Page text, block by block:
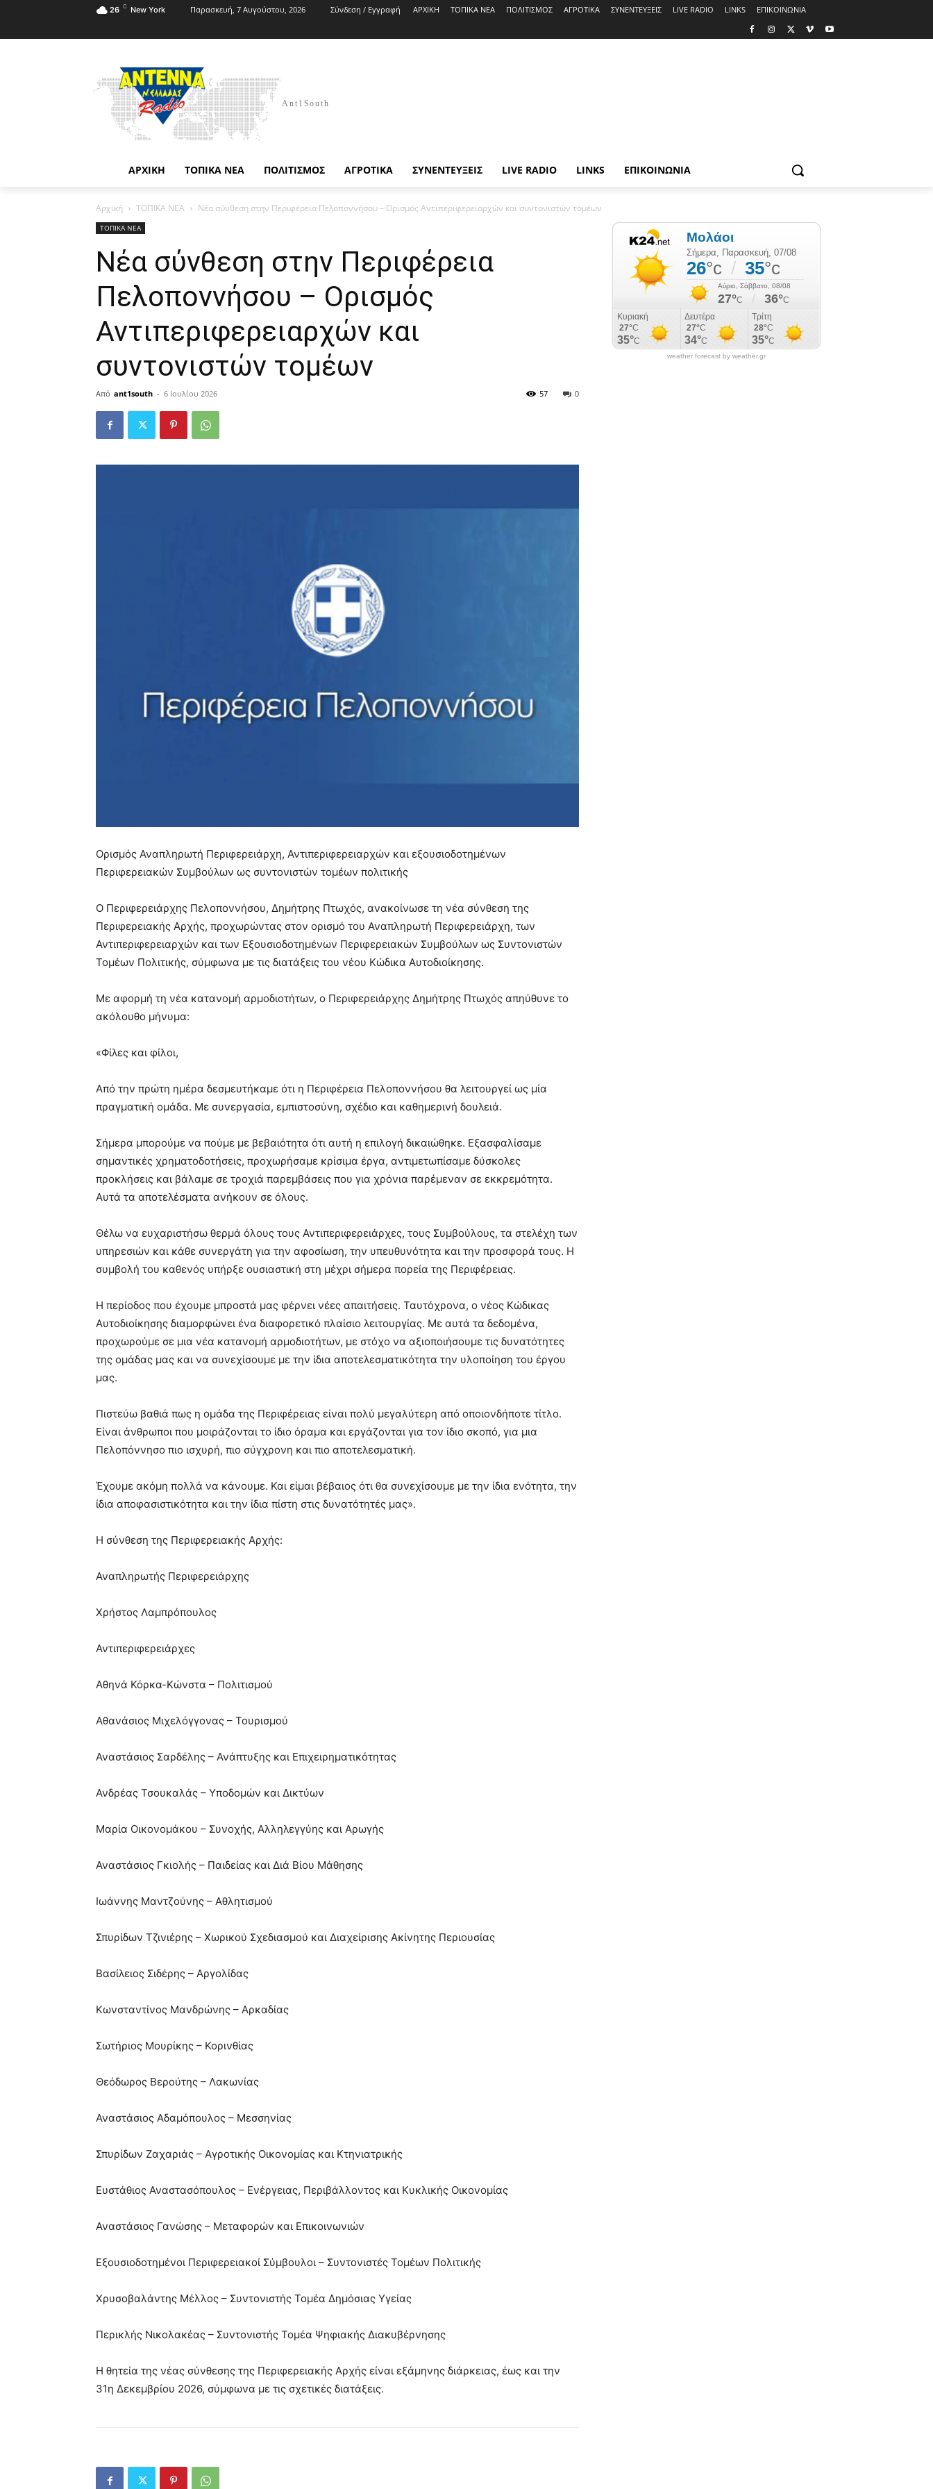
26 C New York Παρασκευή, 7 Αυγούστου, 2026 Σύνδεση / Εγγραφή ΑΡΧΙΚΗ ΤΟΠΙΚΑ ΝΕΑ ΠΟΛΙΤΙΣΜΟΣ ΑΓΡΟΤΙΚΑ ΣΥΝΕΝΤΕΥΞΕΙΣ LIVE RADIO LINKS ΕΠΙΚΟΙΝΩΝΙΑ
Ant1South
ΑΡΧΙΚΗ ΤΟΠΙΚΑ ΝΕΑ ΠΟΛΙΤΙΣΜΟΣ ΑΓΡΟΤΙΚΑ ΣΥΝΕΝΤΕΥΞΕΙΣ LIVE RADIO LINKS ΕΠΙΚΟΙΝΩΝΙΑ
Αρχική ΤΟΠΙΚΑ ΝΕΑ Νέα σύνθεση στην Περιφέρεια Πελοποννήσου – Ορισμός Αντιπεριφερειαρχών και συντονιστών τομέων
ΤΟΠΙΚΑ ΝΕΑ
Νέα σύνθεση στην Περιφέρεια
Πελοποννήσου – Ορισμός
Αντιπεριφερειαρχών και
συντονιστών τομέων
Από ant1south - 6 Ιουλίου 2026 0
57
Ορισμός Αναπληρωτή Περιφερειάρχη, Αντιπεριφερειαρχών και εξουσιοδοτημένων
Περιφερειακών Συμβούλων ως συντονιστών τομέων πολιτικής
Ο Περιφερειάρχης Πελοποννήσου, Δημήτρης Πτωχός, ανακοίνωσε τη νέα σύνθεση της
Περιφερειακής Αρχής, προχωρώντας στον ορισμό του Αναπληρωτή Περιφερειάρχη, των
Αντιπεριφερειαρχών και των Εξουσιοδοτημένων Περιφερειακών Συμβούλων ως Συντονιστών
Τομέων Πολιτικής, σύμφωνα με τις διατάξεις του νέου Κώδικα Αυτοδιοίκησης.
Με αφορμή τη νέα κατανομή αρμοδιοτήτων, ο Περιφερειάρχης Δημήτρης Πτωχός απηύθυνε το
ακόλουθο μήνυμα:
«Φίλες και φίλοι,
Από την πρώτη ημέρα δεσμευτήκαμε ότι η Περιφέρεια Πελοποννήσου θα λειτουργεί ως μία
πραγματική ομάδα. Με συνεργασία, εμπιστοσύνη, σχέδιο και καθημερινή δουλειά.
Σήμερα μπορούμε να πούμε με βεβαιότητα ότι αυτή η επιλογή δικαιώθηκε. Εξασφαλίσαμε
σημαντικές χρηματοδοτήσεις, προχωρήσαμε κρίσιμα έργα, αντιμετωπίσαμε δύσκολες
προκλήσεις και βάλαμε σε τροχιά παρεμβάσεις που για χρόνια παρέμεναν σε εκκρεμότητα.
Αυτά τα αποτελέσματα ανήκουν σε όλους.
Θέλω να ευχαριστήσω θερμά όλους τους Αντιπεριφερειάρχες, τους Συμβούλους, τα στελέχη των
υπηρεσιών και κάθε συνεργάτη για την αφοσίωση, την υπευθυνότητα και την προσφορά τους. Η
συμβολή του καθενός υπήρξε ουσιαστική στη μέχρι σήμερα πορεία της Περιφέρειας.
Η περίοδος που έχουμε μπροστά μας φέρνει νέες απαιτήσεις. Ταυτόχρονα, ο νέος Κώδικας
Αυτοδιοίκησης διαμορφώνει ένα διαφορετικό πλαίσιο λειτουργίας. Με αυτά τα δεδομένα,
προχωρούμε σε μια νέα κατανομή αρμοδιοτήτων, με στόχο να αξιοποιήσουμε τις δυνατότητες
της ομάδας μας και να συνεχίσουμε με την ίδια αποτελεσματικότητα την υλοποίηση του έργου
μας.
Πιστεύω βαθιά πως η ομάδα της Περιφέρειας είναι πολύ μεγαλύτερη από οποιονδήποτε τίτλο.
Είναι άνθρωποι που μοιράζονται το ίδιο όραμα και εργάζονται για τον ίδιο σκοπό, για μια
Πελοπόννησο πιο ισχυρή, πιο σύγχρονη και πιο αποτελεσματική.
Έχουμε ακόμη πολλά να κάνουμε. Και είμαι βέβαιος ότι θα συνεχίσουμε με την ίδια ενότητα, την
ίδια αποφασιστικότητα και την ίδια πίστη στις δυνατότητές μας».
Η σύνθεση της Περιφερειακής Αρχής:
Αναπληρωτής Περιφερειάρχης
Χρήστος Λαμπρόπουλος
Αντιπεριφερειάρχες
Αθηνά Κόρκα-Κώνστα – Πολιτισμού
Αθανάσιος Μιχελόγγονας – Τουρισμού
Αναστάσιος Σαρδέλης – Ανάπτυξης και Επιχειρηματικότητας
Ανδρέας Τσουκαλάς – Υποδομών και Δικτύων
Μαρία Οικονομάκου – Συνοχής, Αλληλεγγύης και Αρωγής
Αναστάσιος Γκιολής – Παιδείας και Διά Βίου Μάθησης
Ιωάννης Μαντζούνης – Αθλητισμού
Σπυρίδων Τζινιέρης – Χωρικού Σχεδιασμού και Διαχείρισης Ακίνητης Περιουσίας
Βασίλειος Σιδέρης – Αργολίδας
Κωνσταντίνος Μανδρώνης – Αρκαδίας
Σωτήριος Μουρίκης – Κορινθίας
Θεόδωρος Βερούτης – Λακωνίας
Αναστάσιος Αδαμόπουλος – Μεσσηνίας
Σπυρίδων Ζαχαριάς – Αγροτικής Οικονομίας και Κτηνιατρικής
Ευστάθιος Αναστασόπουλος – Ενέργειας, Περιβάλλοντος και Κυκλικής Οικονομίας
Αναστάσιος Γανώσης – Μεταφορών και Επικοινωνιών
Εξουσιοδοτημένοι Περιφερειακοί Σύμβουλοι – Συντονιστές Τομέων Πολιτικής
Χρυσοβαλάντης Μέλλος – Συντονιστής Τομέα Δημόσιας Υγείας
Περικλής Νικολακέας – Συντονιστής Τομέα Ψηφιακής Διακυβέρνησης
Η θητεία της νέας σύνθεσης της Περιφερειακής Αρχής είναι εξάμηνης διάρκειας, έως και την
31η Δεκεμβρίου 2026, σύμφωνα με τις σχετικές διατάξεις.
weather forecast by weather.gr